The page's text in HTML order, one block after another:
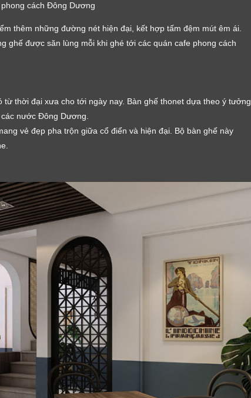
cách Đông Dương
thêm những đường nét hiện đại, kết hợp tấm đệm mút êm ái.
ghế được săn lùng mỗi khi ghé tới các quán cafe phong cách
thời đại xưa cho tới ngày nay. Bàn ghế thonet dựa theo ý tưởng
nước Đông Dương.
vẻ đẹp pha trộn giữa cổ điển và hiện đại. Bộ bàn ghế này
LỜI CẢM ƠN
khách đã để lại thông tin.